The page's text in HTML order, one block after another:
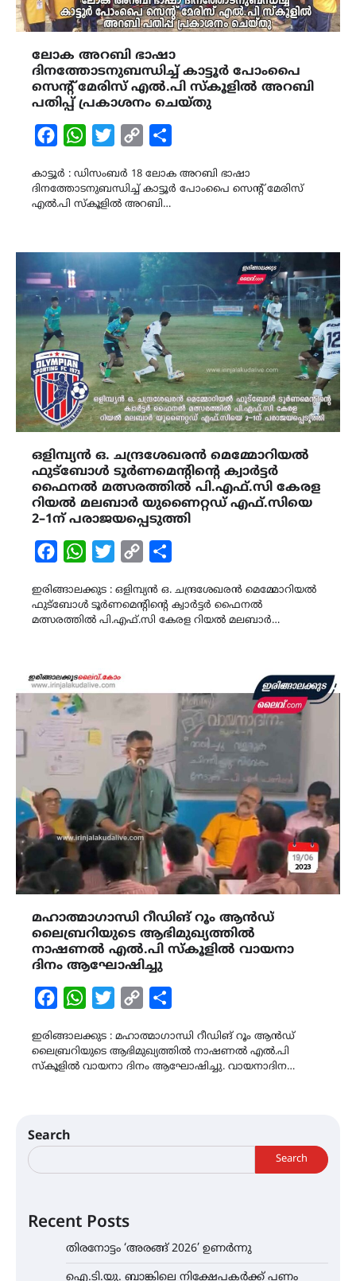
ലോക അറബി ഭാഷാ
ദിനത്തോടനുബന്ധിച്ച് കാട്ടൂർ പോംപൈ
സെന്റ് മേരിസ് എൽ.പി സ്കൂളിൽ അറബി
പതിപ്പ് പ്രകാശനം ചെയ്തു
FacebookWhatsAppTwitterCopy
കാട്ടൂർ : ഡിസംബർ 18 ലോക അറബി ഭാഷാ
ദിനത്തോടനുബന്ധിച്ച് കാട്ടൂർ പോംപൈ സെന്റ് മേരിസ്
എൽ.പി സ്കൂളിൽ അറബി…
ഒളിമ്പ്യൻ ഒ. ചന്ദ്രശേഖരൻ മെമ്മോറിയൽ
ഫുട്ബോൾ ടൂർണമെന്റിന്റെ ക്വാർട്ടർ
ഫൈനൽ മത്സരത്തിൽ പി.എഫ്.സി കേരള
റിയൽ മലബാർ യുണൈറ്റഡ് എഫ്.സിയെ
2–1ന് പരാജയപ്പെടുത്തി
FacebookWhatsAppTwitterCopy
ഇരിങ്ങാലക്കുട : ഒളിമ്പ്യൻ ഒ. ചന്ദ്രശേഖരൻ മെമ്മോറിയൽ
ഫുട്ബോൾ ടൂർണമെന്റിന്റെ ക്വാർട്ടർ ഫൈനൽ
മത്സരത്തിൽ പി.എഫ്.സി കേരള റിയൽ മലബാർ…
മഹാത്മാഗാന്ധി റീഡിങ് റൂം ആൻഡ്
ലൈബ്രറിയുടെ ആഭിമുഖ്യത്തിൽ
നാഷണൽ എൽ.പി സ്കൂളിൽ വായനാ
ദിനം ആഘോഷിച്ചു
FacebookWhatsAppTwitterCopy
ഇരിങ്ങാലക്കുട : മഹാത്മാഗാന്ധി റീഡിങ് റൂം ആൻഡ്
ലൈബ്രറിയുടെ ആഭിമുഖ്യത്തിൽ നാഷണൽ എൽ.പി
സ്കൂളിൽ വായനാ ദിനം ആഘോഷിച്ചു. വായനാദിന…
Search
Search
Recent Posts
തിരനോട്ടം ‘അരങ്ങ് 2026’ ഉണർന്നു
ഐ.ടി.യു. ബാങ്കിലെ നിക്ഷേപകർക്ക് പണം